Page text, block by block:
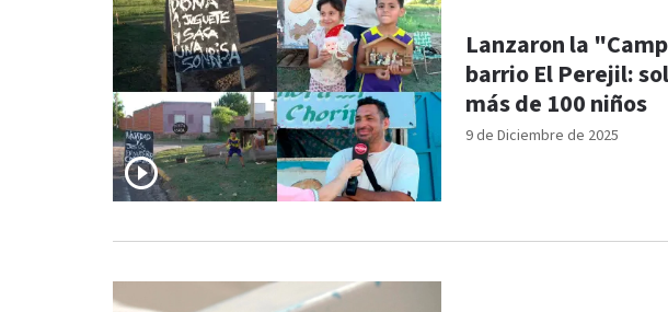
9 de Diciembre de 2025
Lanzaron la
barrio El Perejil:
más de 100 niños